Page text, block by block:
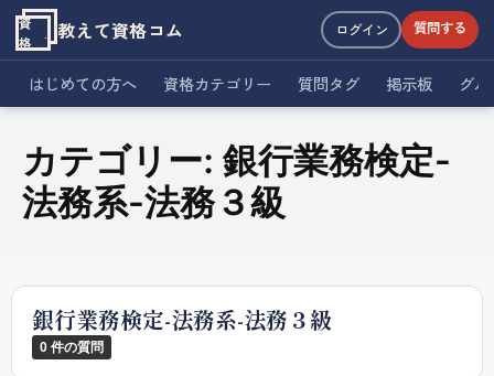
資
格
教えて資格コム ログイン 質問する
はじめての方へ 資格カテゴリー 質問タグ 掲示板 グ
カテゴリー: 銀行業務検定-
法務系-法務３級
銀行業務検定-法務系-法務３級
0 件の質問